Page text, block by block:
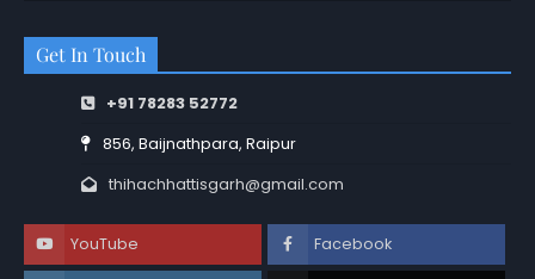
Get In Touch
+91 78283 52772
856, Baijnathpara, Raipur
thihachhattisgarh@gmail.com
YouTube Facebook